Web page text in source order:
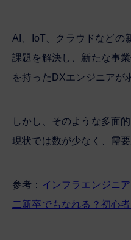
AI、IoT、クラウドなどの
課題を解決し、新たな事
を持ったDXエンジニアが
しかし、そのような多面
現状では数が少なく、需
参考： インフラエンジニ
二新卒でもなれる？初心